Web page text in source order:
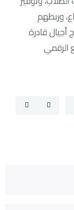
وربطهم
أجيال قادرة
الرقمي